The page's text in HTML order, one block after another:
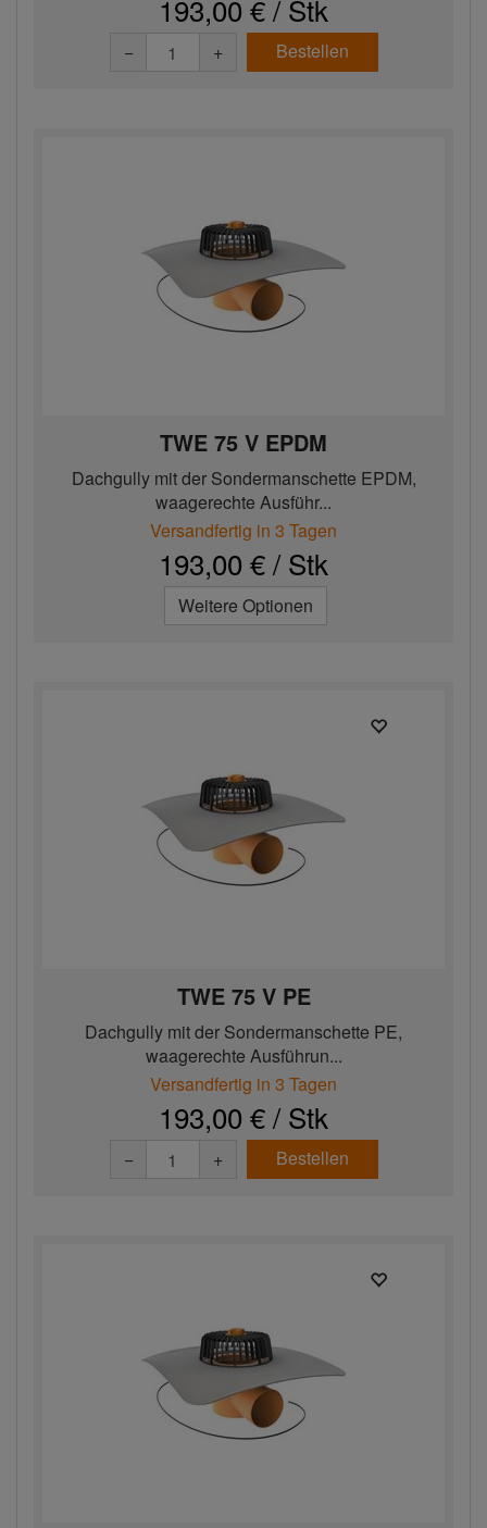
193,00 € / Stk
− + Bestellen
TWE 75 V EPDM
Dachgully mit der Sondermanschette EPDM,
waagerechte Ausführ...
Versandfertig in 3 Tagen
193,00 € / Stk
Weitere Optionen
TWE 75 V PE
Dachgully mit der Sondermanschette PE,
waagerechte Ausführun...
Versandfertig in 3 Tagen
193,00 € / Stk
− + Bestellen